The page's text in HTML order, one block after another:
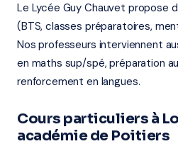
Le Lycée Guy Chauvet propose
(BTS, classes préparatoires,
Nos professeurs interviennent
en maths sup/spé, préparation
renforcement en langues.
Cours particuliers à
académie de Poitiers